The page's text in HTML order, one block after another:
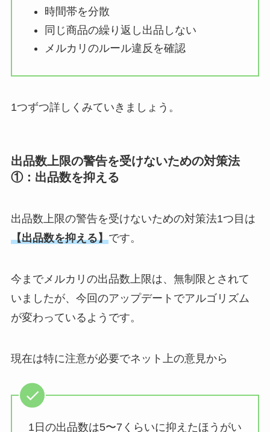
時間帯を分散
同じ商品の繰り返し出品しない
メルカリのルール違反を確認
1つずつ詳しくみていきましょう。
出品数上限の警告を受けないための対策法
①：出品数を抑える
出品数上限の警告を受けないための対策法1つ目は
【出品数を抑える】です。
今までメルカリの出品数上限は、無制限とされて
いましたが、今回のアップデートでアルゴリズム
が変わっているようです。
現在は特に注意が必要でネット上の意見から
1日の出品数は5〜7くらいに抑えたほうがい